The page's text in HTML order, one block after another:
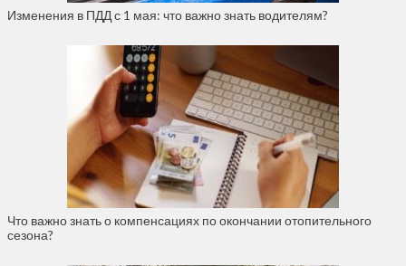
Изменения в ПДД с 1 мая: что важно знать водителям?
Что важно знать о компенсациях по окончании отопительного
сезона?